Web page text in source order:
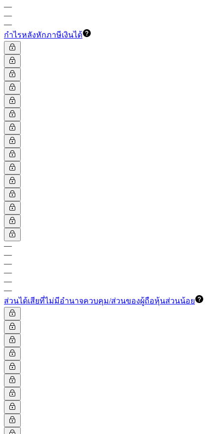
—
—
—
กำไรหลังหักภาษีเงินได้
—
—
—
—
—
—
ส่วนได้เสียที่ไม่มีอำนาจควบคุม/ส่วนของผู้ถือหุ้นส่วนน้อย